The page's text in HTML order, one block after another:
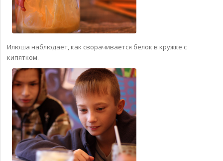
Илюша наблюдает, как сворачивается белок в кружке с
кипятком.